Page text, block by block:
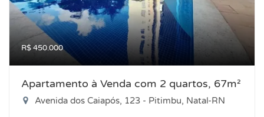
R$ 450.000
Apartamento à Venda com 2 quartos, 67m²
Avenida dos Caiapós, 123 - Pitimbu, Natal-RN